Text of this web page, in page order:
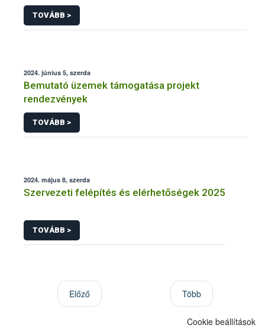
TOVÁBB >
2024. június 5, szerda
Bemutató üzemek támogatása projekt
rendezvények
TOVÁBB >
2024. május 8, szerda
Szervezeti felépítés és elérhetőségek 2025
TOVÁBB >
Előző Több
Cookie beállítások